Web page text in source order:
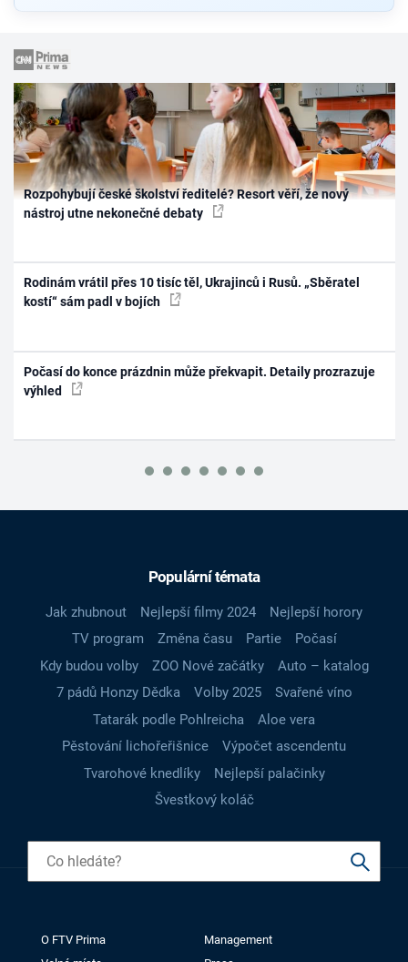
Rozpohybují české školství ředitelé? Resort věří, že nový
nástroj utne nekonečné debaty
Rodinám vrátil přes 10 tisíc těl, Ukrajinců i Rusů. „Sběratel
kostí“ sám padl v bojích
Počasí do konce prázdnin může překvapit. Detaily prozrazuje
výhled
Populární témata
Jak zhubnout Nejlepší filmy 2024
Nejlepší horory
TV program
Změna času Partie
Počasí
Kdy budou volby
ZOO Nové začátky
Auto – katalog
7 pádů Honzy Dědka
Volby 2025
Svařené víno
Tatarák podle Pohlreicha
Aloe vera
Pěstování lichořeřišnice
Výpočet ascendentu
Tvarohové knedlíky
Nejlepší palačinky
Švestkový koláč
O FTV Prima
Management